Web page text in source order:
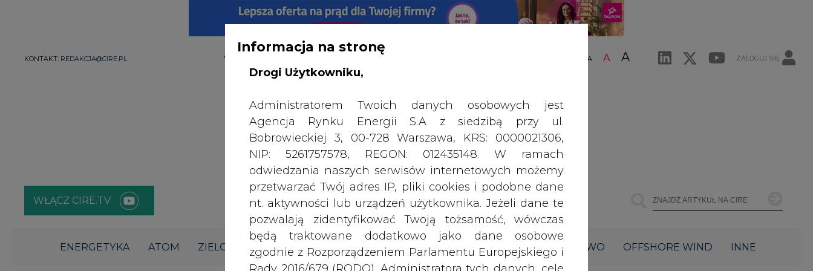
KONTAKT: REDAKCJA@CIRE.PL WYDAWCA PORTALU: A A A ZALOGUJ SIĘ
WŁĄCZ CIRE.TV
ENERGETYKA ATOM ZIELONA GOSPODARKA ZMIANY KADROWE NA RYNKU CIEPŁOWNICTWO OFFSHORE WIND INNE
Informacja na stronę
Drogi Użytkowniku,
Administratorem Twoich danych osobowych jest
Agencja Rynku Energii S.A z siedzibą przy ul.
Bobrowieckiej 3, 00-728 Warszawa, KRS: 0000021306,
NIP: 5261757578, REGON: 012435148. W ramach
odwiedzania naszych serwisów internetowych możemy
przetwarzać Twój adres IP, pliki cookies i podobne dane
nt. aktywności lub urządzeń użytkownika. Jeżeli dane te
pozwalają zidentyfikować Twoją tożsamość, wówczas
będą traktowane dodatkowo jako dane osobowe
zgodnie z Rozporządzeniem Parlamentu Europejskiego i